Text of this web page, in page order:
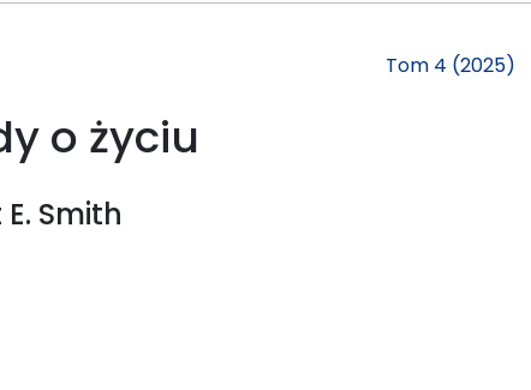
Tom 4 (2025)
o życiu
Smith